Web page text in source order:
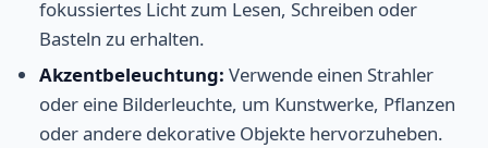
fokussiertes Licht zum Lesen, Schreiben oder
Basteln zu erhalten.
Akzentbeleuchtung: Verwende einen Strahler
oder eine Bilderleuchte, um Kunstwerke, Pflanzen
oder andere dekorative Objekte hervorzuheben.